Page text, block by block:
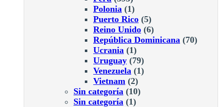
Polonia (1)
Puerto Rico (5)
Reino Unido (6)
República Dominicana (70)
Ucrania (1)
Uruguay (79)
Venezuela (1)
Vietnam (2)
Sin categoría (10)
Sin categoría (1)